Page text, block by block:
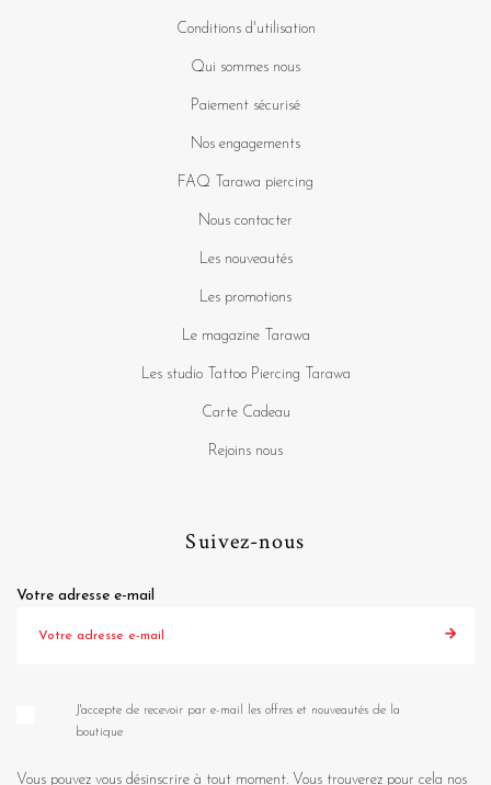
Conditions d'utilisation
Qui sommes nous
Paiement sécurisé
Nos engagements
FAQ Tarawa piercing
Nous contacter
Les nouveautés
Les promotions
Le magazine Tarawa
Les studio Tattoo Piercing Tarawa
Carte Cadeau
Rejoins nous
Suivez-nous
Votre adresse e-mail
J'accepte de recevoir par e-mail les offres et nouveautés de la
boutique
Vous pouvez vous désinscrire à tout moment. Vous trouverez pour cela nos